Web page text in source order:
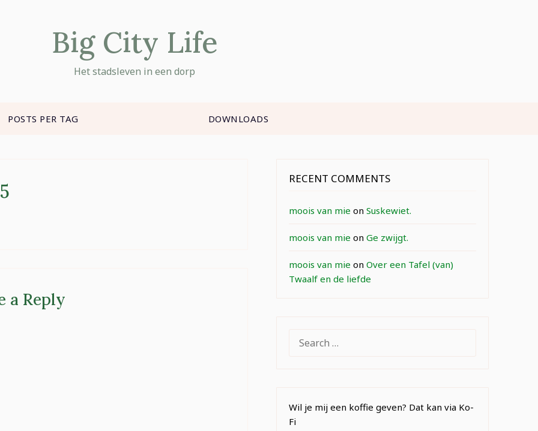
Big City Life
Het stadsleven in een dorp
POSTS PER TAG DOWNLOADS
a Reply
RECENT COMMENTS
moois van mie on Suskewiet.
moois van mie on Ge zwijgt.
moois van mie on Over een Tafel (van)
Twaalf en de liefde
FOR:
Wil je mij een koffie geven? Dat kan via Ko-
Fi